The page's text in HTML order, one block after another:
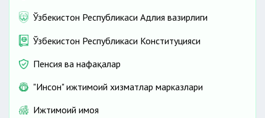
Ўзбекистон Республикаси Адлия вазирлиги
Ўзбекистон Республикаси Конституцияси
Пенсия ва нафақалар
"Инсон" ижтимоий хизматлар марказлари
Ижтимоий ҳимоя